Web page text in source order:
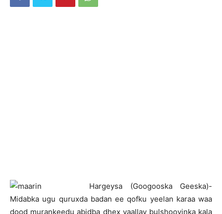
Hargeysa (Googooska Geeska)-
Midabka ugu quruxda badan ee qofku yeelan karaa waa
dood murankeedu abidba dhex yaallay bulshooyinka kala